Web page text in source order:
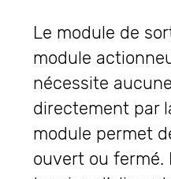
Le module de
module
nécessite
directement par
module permet
ouvert ou fermé.